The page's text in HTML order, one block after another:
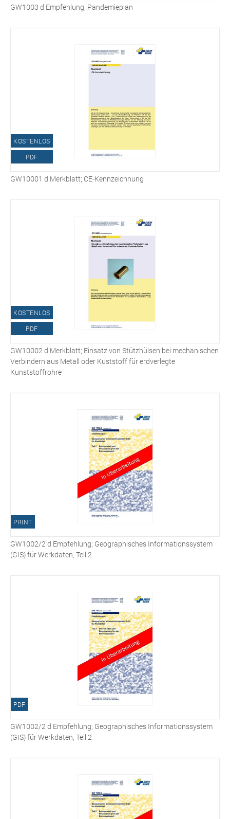
GW1003 d Empfehlung; Pandemieplan
KOSTENLOS
PDF
GW10001 d Merkblatt; CE-Kennzeichnung
KOSTENLOS
PDF
GW10002 d Merkblatt; Einsatz von Stützhülsen bei mechanischen
Verbindern aus Metall oder Kuststoff für erdverlegte
Kunststoffrohre
PRINT
GW1002/2 d Empfehlung; Geographisches Informationssystem
(GIS) für Werkdaten, Teil 2
PDF
GW1002/2 d Empfehlung; Geographisches Informationssystem
(GIS) für Werkdaten, Teil 2